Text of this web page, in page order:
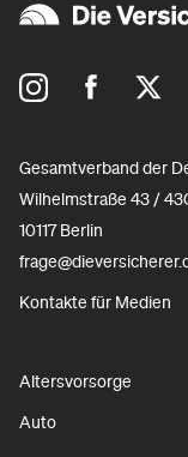
Gesamtverband der
Wilhelmstraße 43 /
10117 Berlin
Kontakte für Medien
Altersvorsorge
Auto